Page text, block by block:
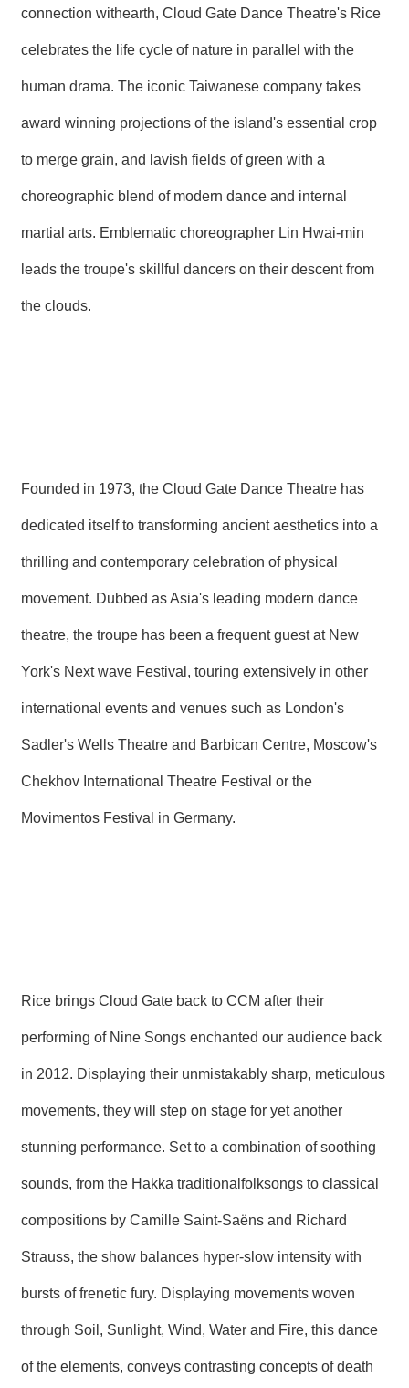
connection withearth, Cloud Gate Dance Theatre's Rice
celebrates the life cycle of nature in parallel with the
human drama. The iconic Taiwanese company takes
award winning projections of the island's essential crop
to merge grain, and lavish fields of green with a
choreographic blend of modern dance and internal
martial arts. Emblematic choreographer Lin Hwai-min
leads the troupe's skillful dancers on their descent from
the clouds.
Founded in 1973, the Cloud Gate Dance Theatre has
dedicated itself to transforming ancient aesthetics into a
thrilling and contemporary celebration of physical
movement. Dubbed as Asia's leading modern dance
theatre, the troupe has been a frequent guest at New
York's Next wave Festival, touring extensively in other
international events and venues such as London's
Sadler's Wells Theatre and Barbican Centre, Moscow's
Chekhov International Theatre Festival or the
Movimentos Festival in Germany.
Rice brings Cloud Gate back to CCM after their
performing of Nine Songs enchanted our audience back
in 2012. Displaying their unmistakably sharp, meticulous
movements, they will step on stage for yet another
stunning performance. Set to a combination of soothing
sounds, from the Hakka traditionalfolksongs to classical
compositions by Camille Saint-Saëns and Richard
Strauss, the show balances hyper-slow intensity with
bursts of frenetic fury. Displaying movements woven
through Soil, Sunlight, Wind, Water and Fire, this dance
of the elements, conveys contrasting concepts of death